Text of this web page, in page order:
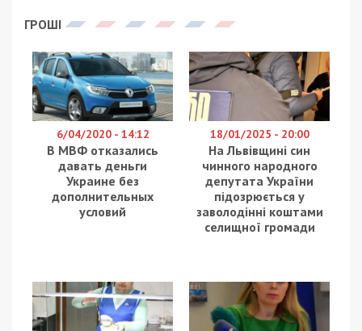
садиках. 3 мая департамент гуманитарной
тендер на капитальный ремонт столовой и
санузлов в 134-й школе (ул. Шолохова, 17),
стоимостью 10,5 млн.грн.
Заявки для участия в закупке от потенциальных
подрядчиков ждут до 18 мая, аукцион
состоится 20 мая. Фирма-победитель, по
условиям тендерной документации, располагает
неплохим запасом времени, ведь срок
выполнения работ – до 1 сентября 2020 года.
включая смену оборудования на новое, и,
конечно же, утилизировать весь мусор.